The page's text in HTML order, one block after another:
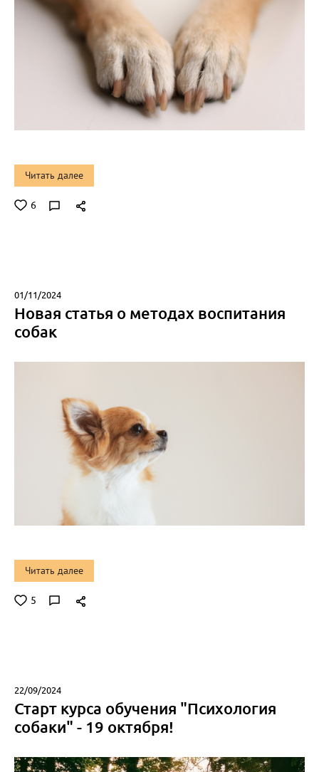
Читать далее
6
Читать далее
5
01/11/2024
Новая статья о методах воспитания
собак
22/09/2024
Старт курса обучения "Психология
собаки" - 19 октября!